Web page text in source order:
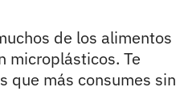
de los alimentos
microplásticos. Te
que más consumes sin